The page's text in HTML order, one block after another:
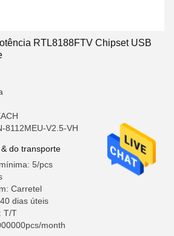
RTL8188FTV Chipset USB
8112MEU-V2.5-VH
do transporte
5/pcs
Carretel
dias úteis
T/T
month